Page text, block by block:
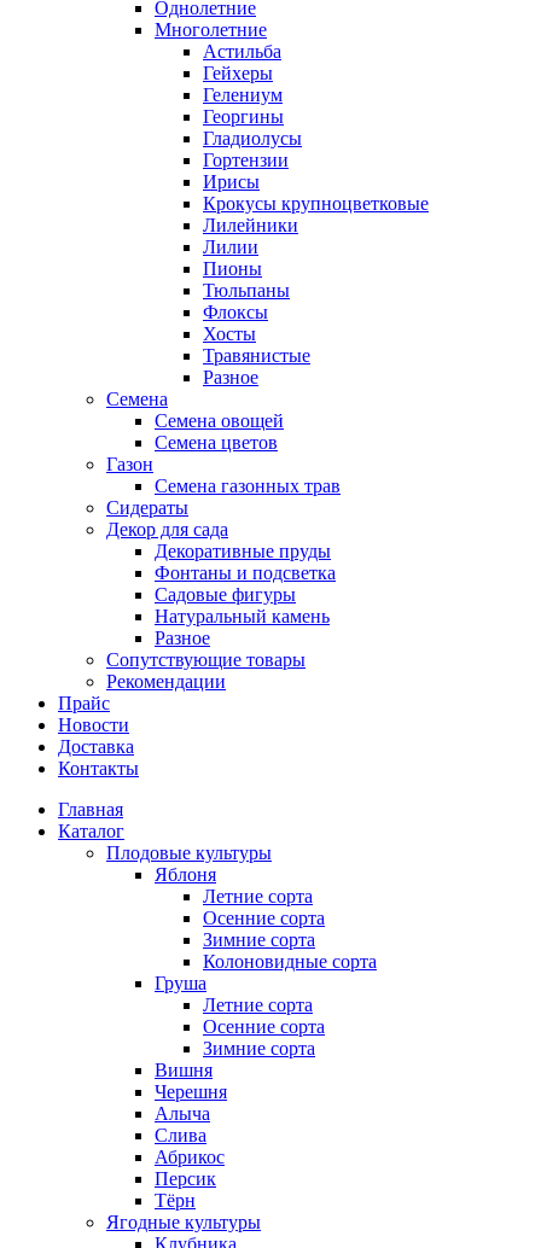
Однолетние
Многолетние
Астильба
Гейхеры
Гелениум
Георгины
Гладиолусы
Гортензии
Ирисы
Крокусы крупноцветковые
Лилейники
Лилии
Пионы
Тюльпаны
Флоксы
Хосты
Травянистые
Разное
Семена
Семена овощей
Семена цветов
Газон
Семена газонных трав
Сидераты
Декор для сада
Декоративные пруды
Фонтаны и подсветка
Садовые фигуры
Натуральный камень
Разное
Сопутствующие товары
Рекомендации
Прайс
Новости
Доставка
Контакты
Главная
Каталог
Плодовые культуры
Яблоня
Летние сорта
Осенние сорта
Зимние сорта
Колоновидные сорта
Груша
Летние сорта
Осенние сорта
Зимние сорта
Вишня
Черешня
Алыча
Слива
Абрикос
Персик
Тёрн
Ягодные культуры
Клубника